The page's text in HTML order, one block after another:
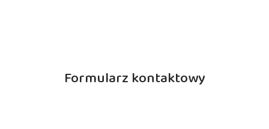
Formularz kontaktowy